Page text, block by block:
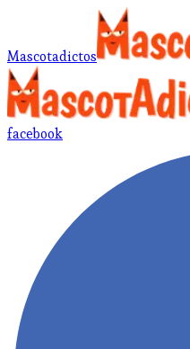
Mascotadictos
facebook